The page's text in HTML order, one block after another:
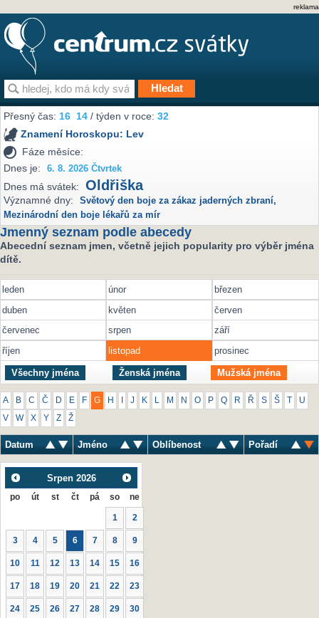
reklama
Přesný čas:16 14 / týden v roce:32
Znamení Horoskopu: Lev
Fáze měsíce:
Dnes je:
6. 8. 2026 Čtvrtek
Dnes má svátek: Oldřiška
Významné dny: Světový den boje za zákaz jaderných zbraní,
Mezinárodní den boje lékařů za mír
Jmenný seznam podle abecedy
Abecední seznam jmen, včetně jejich popularity pro výběr jména
dítě.
leden únor
březen
duben
květen
červen
červenec
srpen
září
říjen
listopad prosinec
Všechny jména Ženská jména Mužská jména
A B C Č D E F G H J K M N O P Q R Ř S Š U
V W X Y Z Ž
Datum Jméno Oblíbenost Pořadí
Srpen 2026
po út st čt pá so ne
1 2
3 4 5 6 7 8 9
10 11 12 13 14 15 16
17 18 19 20 21 22 23
24 25 26 27 28 29 30